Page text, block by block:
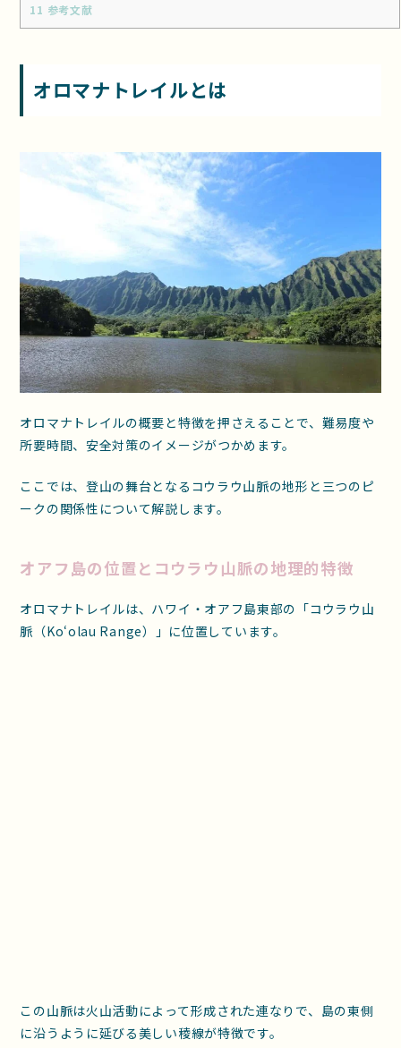
11 参考文献
オロマナトレイルとは
オロマナトレイルの概要と特徴を押さえることで、難易度や
所要時間、安全対策のイメージがつかめます。
ここでは、登山の舞台となるコウラウ山脈の地形と三つのピ
ークの関係性について解説します。
オアフ島の位置とコウラウ山脈の地理的特徴
オロマナトレイルは、ハワイ・オアフ島東部の「コウラウ山
脈（Koʻolau Range）」に位置しています。
この山脈は火山活動によって形成された連なりで、島の東側
に沿うように延びる美しい稜線が特徴です。